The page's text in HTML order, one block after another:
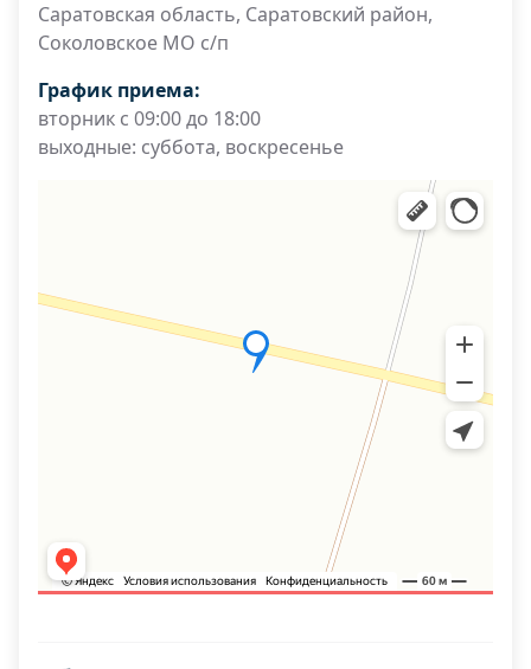
Саратовская область, Саратовский район,
Соколовское МО с/п
График приема:
вторник с 09:00 до 18:00
выходные: суббота, воскресенье